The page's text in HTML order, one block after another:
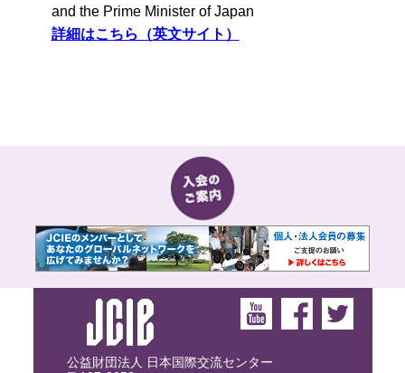
and the Prime Minister of Japan
詳細はこちら（英文サイト）
公益財団法人 日本国際交流センター